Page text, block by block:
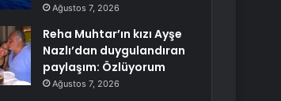
Ağustos 7, 2026
Reha Muhtar’ın kızı Ayşe
Nazlı’dan duygulandıran
paylaşım: Özlüyorum
Ağustos 7, 2026